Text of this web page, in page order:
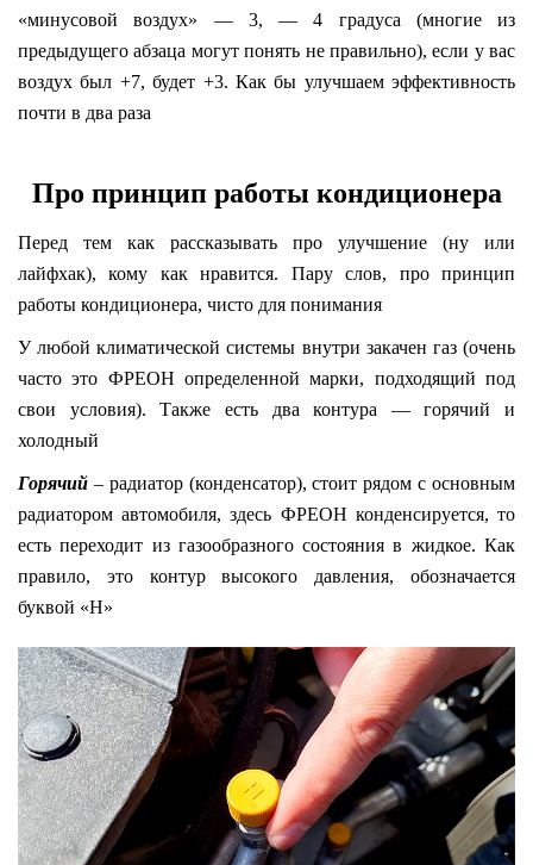
«минусовой воздух» — 3, — 4 градуса (многие из
предыдущего абзаца могут понять не правильно), если у вас
воздух был +7, будет +3. Как бы улучшаем эффективность
почти в два раза
Про принцип работы кондиционера
Перед тем как рассказывать про улучшение (ну или
лайфхак), кому как нравится. Пару слов, про принцип
работы кондиционера, чисто для понимания
У любой климатической системы внутри закачен газ (очень
часто это ФРЕОН определенной марки, подходящий под
свои условия). Также есть два контура — горячий и
холодный
Горячий – радиатор (конденсатор), стоит рядом с основным
радиатором автомобиля, здесь ФРЕОН конденсируется, то
есть переходит из газообразного состояния в жидкое. Как
правило, это контур высокого давления, обозначается
буквой «H»